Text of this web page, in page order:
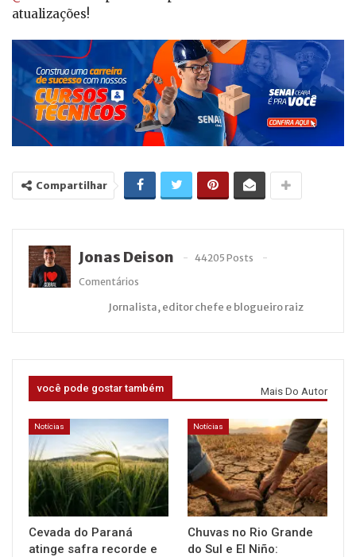
atualizações!
Compartilhar
Jonas Deison
44205 Posts
Comentários
Jornalista, editor chefe e blogueiro raiz
você pode gostar também Mais Do Autor
Notícias
Cevada do Paraná
atinge safra recorde e
Notícias
Chuvas no Rio Grande
do Sul e El Niño: